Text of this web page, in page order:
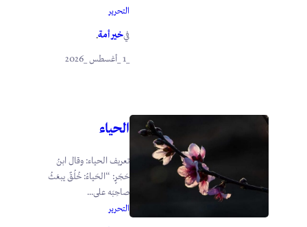
التحرير
فيخير أمة.
_1 _أغسطس _2026
الحياء
تعريف الحياء: وقال ابنُ
حَجَرٍ: “الحَياءُ: خُلُقٌ يبعَثُ
صاحِبَه على...
التحرير